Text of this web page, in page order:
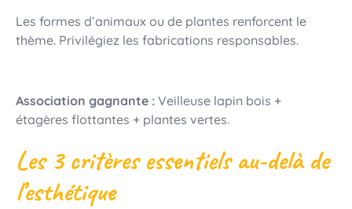
Les formes d’animaux ou de plantes renforcent le
thème. Privilégiez les fabrications responsables.
Association gagnante : Veilleuse lapin bois +
étagères flottantes + plantes vertes.
Les 3 critères essentiels au-delà de
l’esthétique